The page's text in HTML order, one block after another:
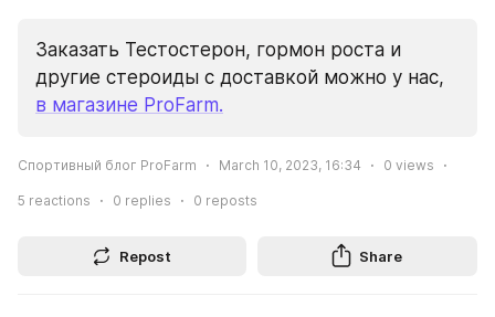
Заказать Тестостерон, гормон роста и
в магазине ProFarm.
Спортивный блог ProFarm March 10, 2023, 16:34 0 views
5 reactions 0 replies 0 reposts
Repost Share